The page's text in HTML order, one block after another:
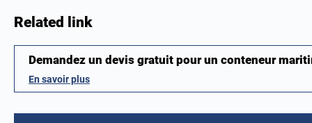
Related link
Demandez un devis gratuit pour un conteneur
En savoir plus